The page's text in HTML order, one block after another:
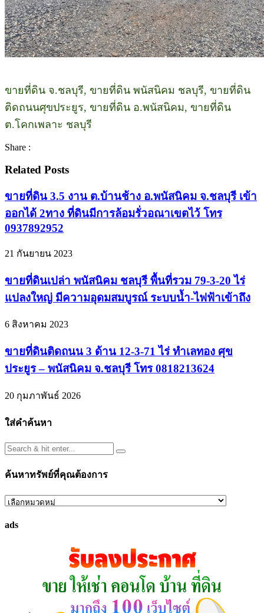
ขายที่ดิน จ.ชลบุรี, ขายที่ดิน พนัสนิคม ชลบุรี, ขายที่ดิน
ติดถนนศุขประยูร, ขายที่ดิน อ.พนัสนิคม, ขายที่ดิน
ต.โคกเพลาะ ชลบุรี
Share :
Related Posts
ขายที่ดิน 3.5 งาน ต.บ้านช้าง อ.พนัสนิคม จ.ชลบุรี เข้า
ออกได้ 2ทาง ที่ดินมีการล้อมรั่วอณาเขตไว้ โทร
0937892952
21 กันยายน 2023
ขายที่ดินเปล่า พนัสนิคม ชลบุรี พื้นที่รวม 79-3-20 ไร่
แปลงใหญ่ มีความอุดมสมบูรณ์ ระบบน้ำ-ไฟฟ้าเข้าถึง
6 สิงหาคม 2023
ขายที่ดินติดถนน 3 ด้าน 12-3-71 ไร่ ทำเลทอง ศุข
ประยูร – พนัสนิคม จ.ชลบุรี โทร 0818213624
20 กุมภาพันธ์ 2026
ใส่คำค้นหา
ค้นหาทรัพย์ที่คุณต้องการ
ค้นหา
ที่
ads